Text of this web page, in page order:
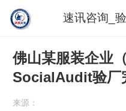
速讯咨询_
佛山某服装企业
SocialAudit验厂
来源：